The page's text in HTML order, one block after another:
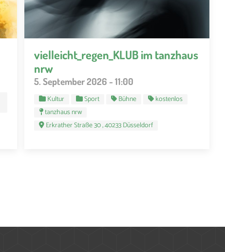
vielleicht_regen_KLUB im tanzhaus
nrw
5. September 2026 - 11:00
Kultur Sport Bühne
kostenlos
tanzhaus nrw
Erkrather Straße 30 , 40233 Düsseldorf